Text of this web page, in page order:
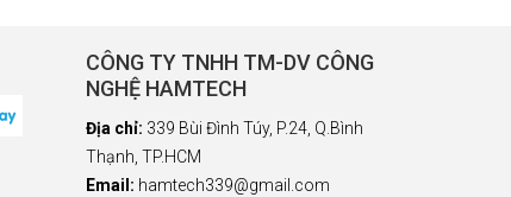
CÔNG TY TNHH TM-DV CÔNG
NGHỆ HAMTECH
Địa chỉ: 339 Bùi Đình Túy, P.24, Q.Bình
Thạnh, TP.HCM
Email: hamtech339@gmail.com